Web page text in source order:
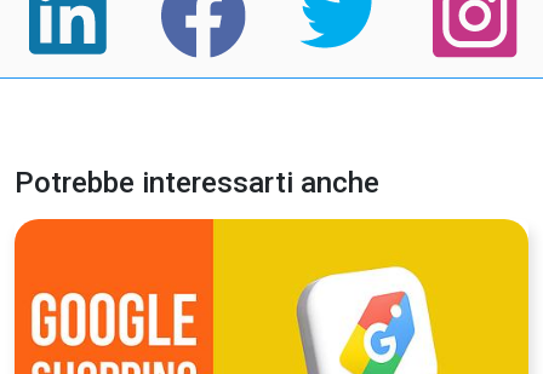
Potrebbe interessarti anche